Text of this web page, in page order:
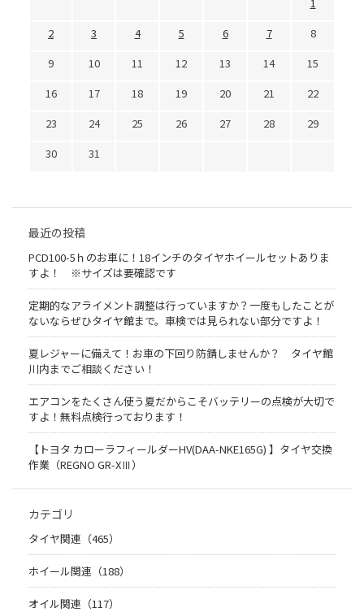
1
2
3 4 5 6 7
8
9
10 11 12 13 14
15
16
17 18 19 20 21
22
23
24 25 26 27 28
29
30
31
最近の投稿
PCD100-5ｈのお車に！18インチのタイヤホイールセットありま
すよ！ ※サイズは要確認です
定期的なアライメント調整は行っていますか？一度もしたことが
ないならぜひタイヤ館まで。車検では見られない部分ですよ！
夏レジャーに備えて！お車の下回り防錆しませんか？ タイヤ館
川内までご相談ください！
エアコンをたくさん使う夏だからこそバッテリーの点検が大切で
すよ！無料点検行っております！
【トヨタ カローラフィールダーHV(DAA-NKE165G) 】タイヤ交換
作業（REGNO GR-XⅢ）
カテゴリ
タイヤ関連（465）
ホイール関連（188）
オイル関連（117）